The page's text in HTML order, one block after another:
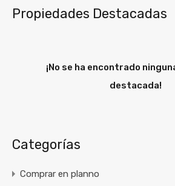
Propiedades Destacadas
¡No se ha encontrado
destacada!
Categorías
Comprar en planno